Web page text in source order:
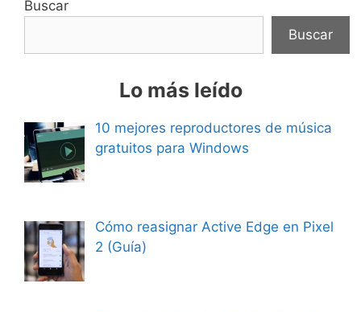
Buscar
Buscar
Lo más leído
10 mejores reproductores de música
gratuitos para Windows
Cómo reasignar Active Edge en Pixel
2 (Guía)